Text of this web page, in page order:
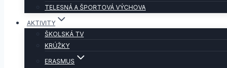
TELESNÁ A ŠPORTOVÁ VÝCHOVA
AKTIVITY
ŠKOLSKÁ TV
KRÚŽKY
ERASMUS